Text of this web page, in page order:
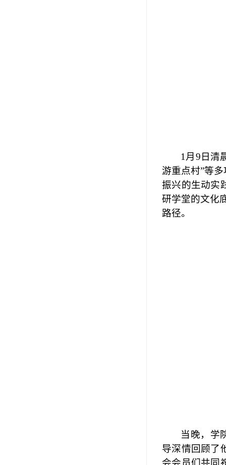
1月9日清
游重点村”等
振兴的生动实
研学堂的文化
路径。
当晚， 学
导深情回顾了